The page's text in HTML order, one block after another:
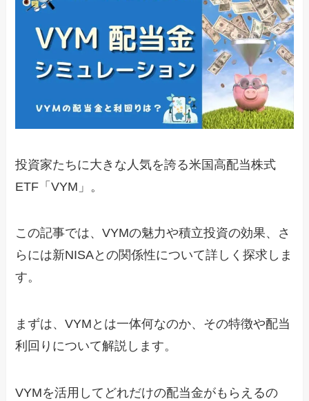
投資家たちに大きな人気を誇る米国高配当株式
ETF「VYM」。
この記事では、VYMの魅力や積立投資の効果、さ
らには新NISAとの関係性について詳しく探求しま
す。
まずは、VYMとは一体何なのか、その特徴や配当
利回りについて解説します。
VYMを活用してどれだけの配当金がもらえるの